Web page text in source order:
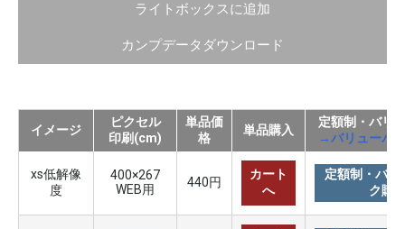
ライトボックスに追加
カンプデータダウンロード
イメージ
ピクセル
印刷(cm)
単品価
格
単品購入
定額制・バリ
→バリューパ
xs低解像
度
400×267
WEB用
440円
カート
へ
定額制・バリ
ク購